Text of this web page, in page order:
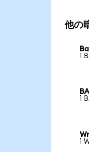
他の
1
1
1